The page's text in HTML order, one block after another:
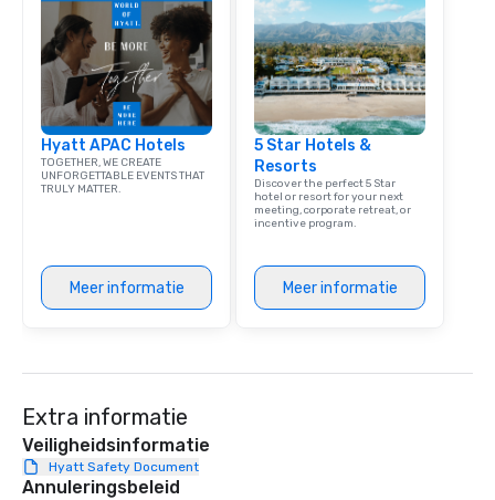
team building. All-Inclusive Group
Dining When meeting
corporate group
Smacking Foodie
group is assured a
experience with three
signature dishes at
person with tax and
included. The only
provides guests a
at various stops. Build Your Network
a typical sit-down
Hyatt APAC Hotels
TOGETHER, WE CREATE
UNFORGETTABLE EVENTS THAT
TRULY MATTER.
Meer informatie
5 Star Hotels &
Resorts
Discover the perfect 5 Star
hotel or resort for your next
meeting, corporate retreat, or
incentive program.
Meer informatie
Extra informatie
Veiligheidsinformatie
Hyatt Safety Document
Annuleringsbeleid